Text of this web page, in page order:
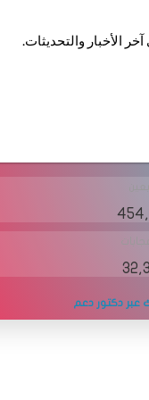
عبر دكتور دعم
الأخبار والتحديثات.